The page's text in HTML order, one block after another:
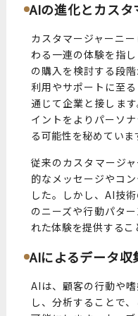
AIの進化とカスタ
カスタマージャーニ
わる一連の体験を指
の購入を検討する段
利用やサポートに至
通じて企業と接しま
イントをよりパーソ
る可能性を秘めていま
従来のカスタマージ
的なメッセージやコ
した。しかし、AI技
のニーズや行動パタ
れた体験を提供するこ
AIによるデータ収
AIは、顧客の行動や
し、分析することで